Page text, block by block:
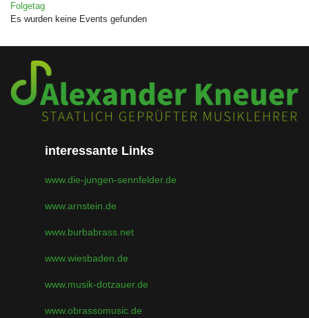
Folgetag
Es wurden keine Events gefunden
interessante Links
www.die-jungen-sennfelder.de
www.arnstein.de
www.burbabrass.net
www.wiesbaden.de
www.musik-dotzauer.de
www.obrassomusic.de